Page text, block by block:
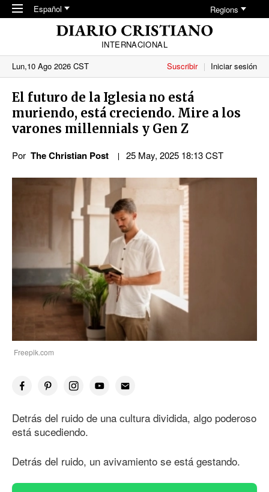
Skip to main content
Español Regions
INTERNACIONAL
Lun,10 Ago 2026 CST
Suscribir Iniciar sesión
El futuro de la Iglesia no está
muriendo, está creciendo. Mire a los
varones millennials y Gen Z
Por The Christian Post 25 May, 2025 18:13 CST
Freepik.com
Detrás del ruido de una cultura dividida, algo poderoso
está sucediendo.
Detrás del ruido, un avivamiento se está gestando.